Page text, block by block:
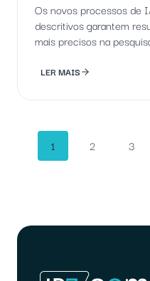
Os novos processos de
descritivos garantem
mais precisos na
LER MAIS
artigos
1 2 3